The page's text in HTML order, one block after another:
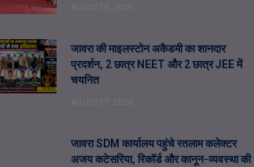
जावरा की माइलस्टोन अकैडमी का शानदार
प्रदर्शन, 2 छात्र NEET और 2 छात्र JEE में
चयनित
जावरा SDM कार्यालय पहुंचे रतलाम कलेक्टर
अजय कटेसरिया, रिकॉर्ड और कानून-व्यवस्था की